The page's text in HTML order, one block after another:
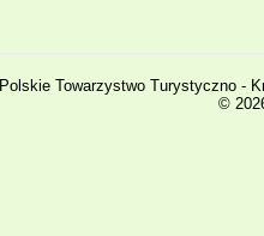
Polskie Towarzystwo Turystyczno -
©